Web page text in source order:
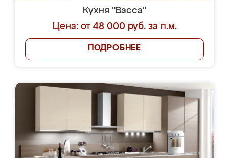
Кухня "Васса"
Цена: от 48 000 руб. за п.м.
ПОДРОБНЕЕ